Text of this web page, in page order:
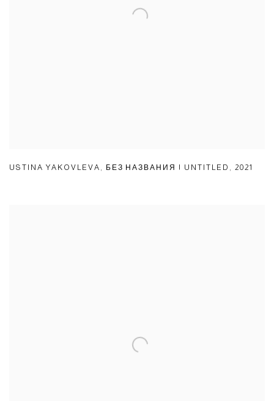
USTINA YAKOVLEVA , БЕЗ НАЗВАНИЯ | UNTITLED , 2021